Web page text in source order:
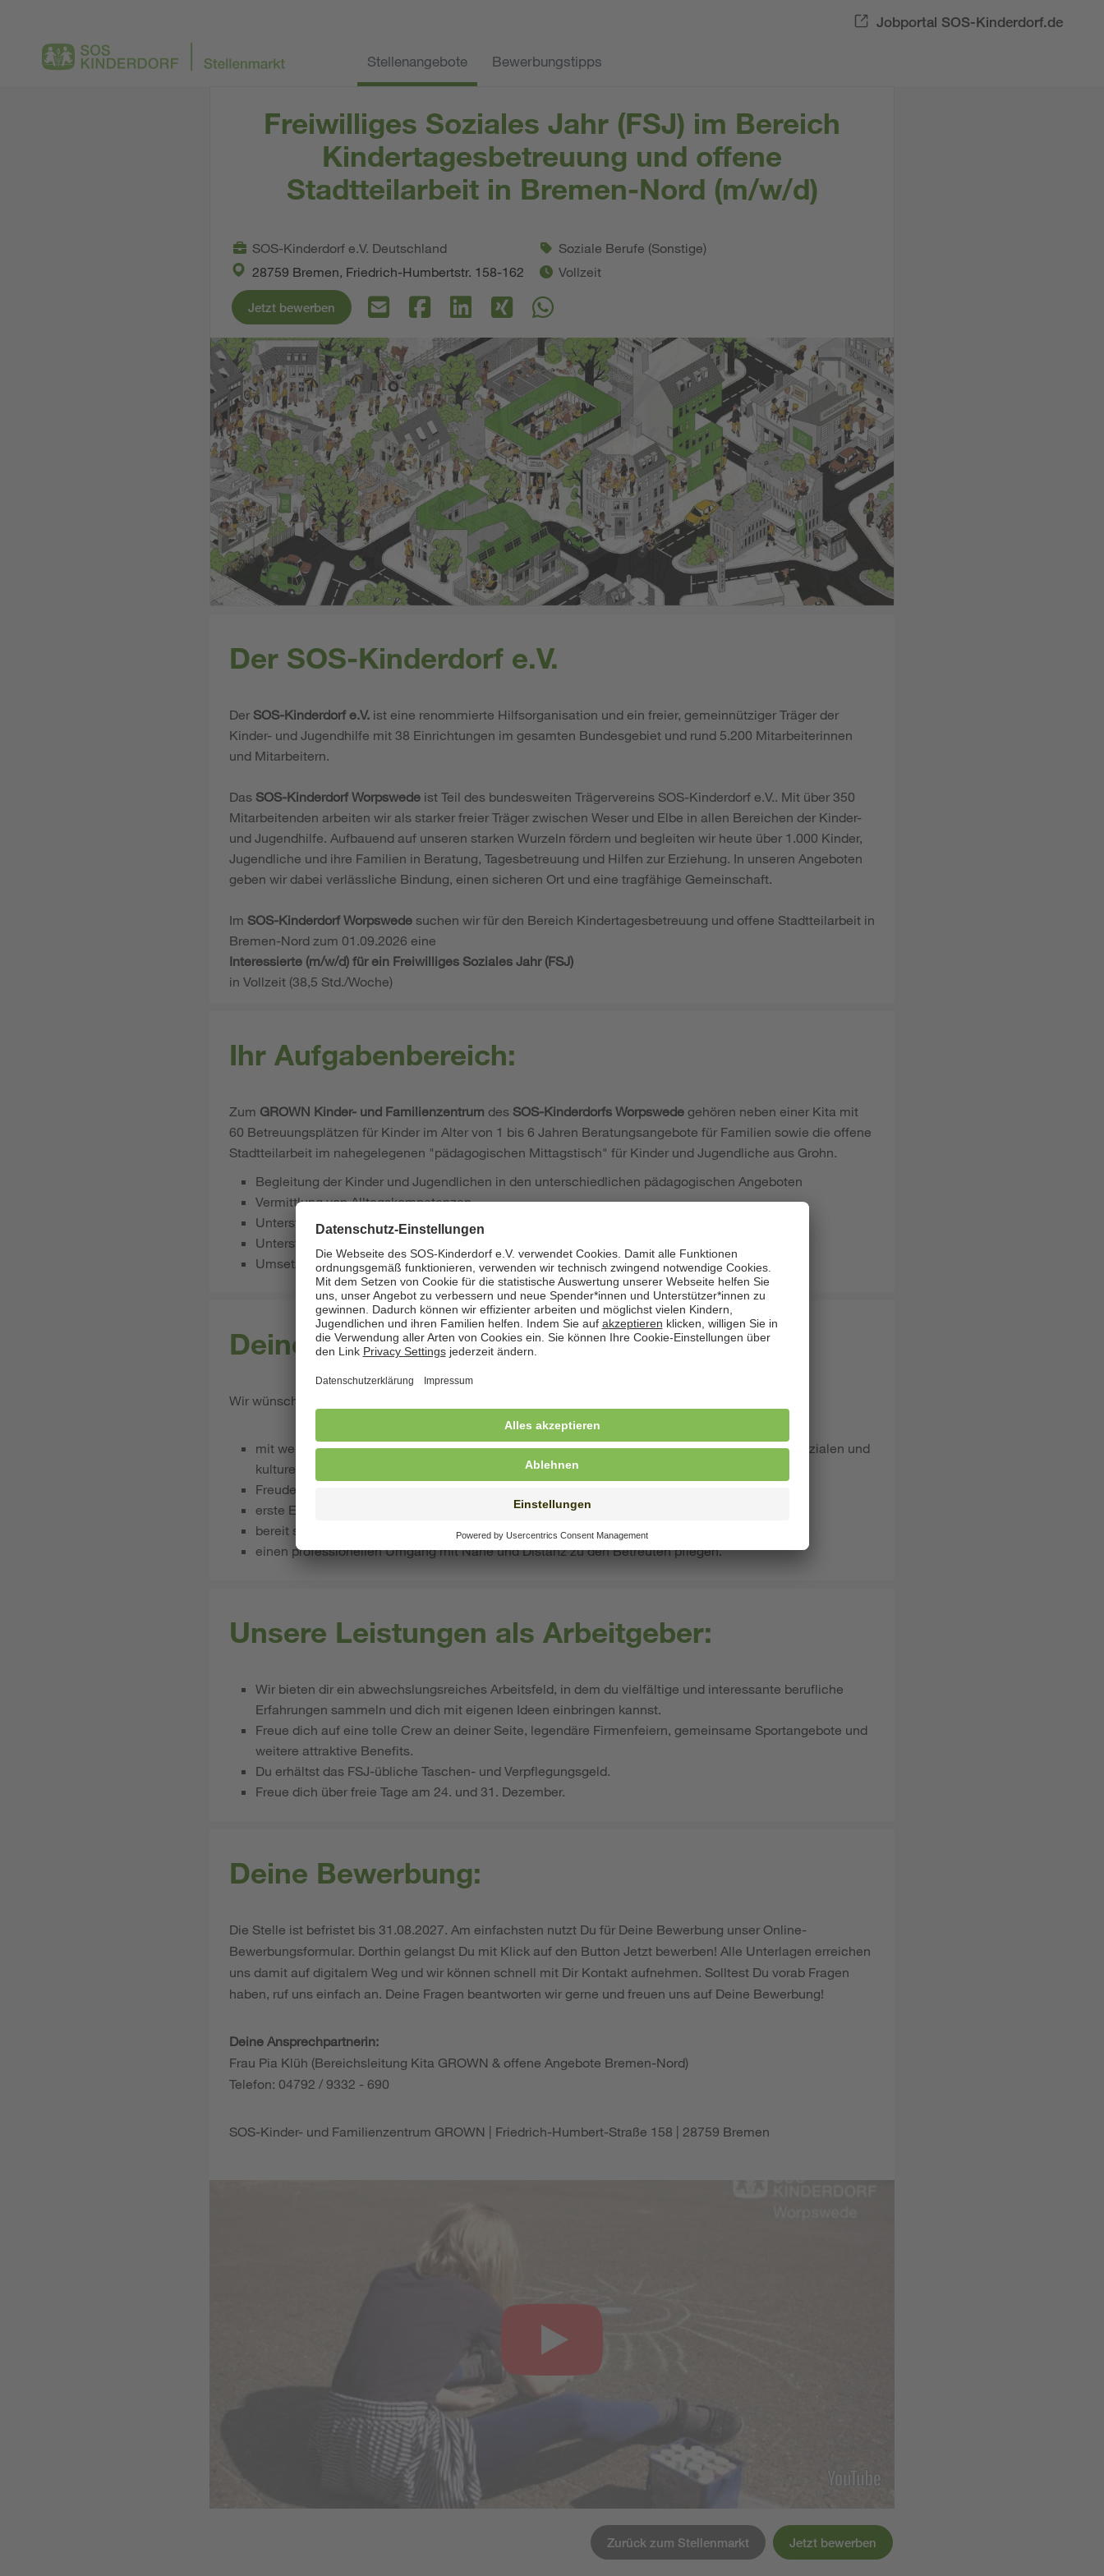
Jobportal SOS-Kinderdorf.de
Stellenangebote Bewerbungstipps
Freiwilliges Soziales Jahr (FSJ) im Bereich
Kindertagesbetreuung und offene
Stadtteilarbeit in Bremen-Nord (m/w/d)
SOS-Kinderdorf e.V. Deutschland
28759 Bremen, Friedrich-Humbertstr. 158-162
Soziale Berufe (Sonstige)
Vollzeit
Jetzt bewerben
Der SOS-Kinderdorf e.V.
Der SOS-Kinderdorf e.V. ist eine renommierte Hilfsorganisation und ein freier, gemeinnütziger Träger der
Kinder- und Jugendhilfe mit 38 Einrichtungen im gesamten Bundesgebiet und rund 5.200 Mitarbeiterinnen
und Mitarbeitern.
Das SOS-Kinderdorf Worpswede ist Teil des bundesweiten Trägervereins SOS-Kinderdorf e.V.. Mit über 350
Mitarbeitenden arbeiten wir als starker freier Träger zwischen Weser und Elbe in allen Bereichen der Kinder-
und Jugendhilfe. Aufbauend auf unseren starken Wurzeln fördern und begleiten wir heute über 1.000 Kinder,
Jugendliche und ihre Familien in Beratung, Tagesbetreuung und Hilfen zur Erziehung. In unseren Angeboten
geben wir dabei verlässliche Bindung, einen sicheren Ort und eine tragfähige Gemeinschaft.
Im SOS-Kinderdorf Worpswede suchen wir für den Bereich Kindertagesbetreuung und offene Stadtteilarbeit in
Bremen-Nord zum 01.09.2026 eine
Interessierte (m/w/d) für ein Freiwilliges Soziales Jahr (FSJ)
in Vollzeit (38,5 Std./Woche)
Ihr Aufgabenbereich:
Zum GROWN Kinder- und Familienzentrum des SOS-Kinderdorfs Worpswede gehören neben einer Kita mit
60 Betreuungsplätzen für Kinder im Alter von 1 bis 6 Jahren Beratungsangebote für Familien sowie die offene
Stadtteilarbeit im nahegelegenen "pädagogischen Mittagstisch" für Kinder und Jugendliche aus Grohn.
Begleitung der Kinder und Jugendlichen in den unterschiedlichen pädagogischen Angeboten
Vermittlung von Alltagskompetenzen
Unterstützung der pädagogischen Fachkräfte
Unterstützung bei Arbeiten in Küche, Hauswirtschaft und im Außengelände
Umsetzung von Kinder- und Betreutenschutz
Deine Qualifikation und Kompetenzen:
Wir wünschen uns interessierte und engagierte junge Menschen, die:
mit wertschätzender und vorurteilsbewusster Haltung auf Menschen aus unterschiedlichen sozialen und
kulturellen Hintergründen zugehen.
Freude am Umgang mit Kindern haben.
erste Erfahrungen in der pädagogischen Arbeit sammeln möchten.
bereit sind, aktiv im Team mitzuarbeiten.
einen professionellen Umgang mit Nähe und Distanz zu den Betreuten pflegen.
Unsere Leistungen als Arbeitgeber:
Wir bieten dir ein abwechslungsreiches Arbeitsfeld, in dem du vielfältige und interessante berufliche
Erfahrungen sammeln und dich mit eigenen Ideen einbringen kannst.
Freue dich auf eine tolle Crew an deiner Seite, legendäre Firmenfeiern, gemeinsame Sportangebote und
weitere attraktive Benefits.
Du erhältst das FSJ-übliche Taschen- und Verpflegungsgeld.
Freue dich über freie Tage am 24. und 31. Dezember.
Deine Bewerbung:
Die Stelle ist befristet bis 31.08.2027. Am einfachsten nutzt Du für Deine Bewerbung unser Online-
Bewerbungsformular. Dorthin gelangst Du mit Klick auf den Button Jetzt bewerben! Alle Unterlagen erreichen
uns damit auf digitalem Weg und wir können schnell mit Dir Kontakt aufnehmen. Solltest Du vorab Fragen
haben, ruf uns einfach an. Deine Fragen beantworten wir gerne und freuen uns auf Deine Bewerbung!
Deine Ansprechpartnerin:
Frau Pia Klüh (Bereichsleitung Kita GROWN & offene Angebote Bremen-Nord)
Telefon: 04792 / 9332 - 690
SOS-Kinder- und Familienzentrum GROWN | Friedrich-Humbert-Straße 158 | 28759 Bremen
Zurück zum Stellenmarkt Jetzt bewerben